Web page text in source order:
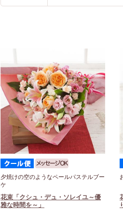
夕焼けの空のようなペールパステルブー
ケ
花束「クシュ・デュ・ソレイユ～優
雅な時間を～」